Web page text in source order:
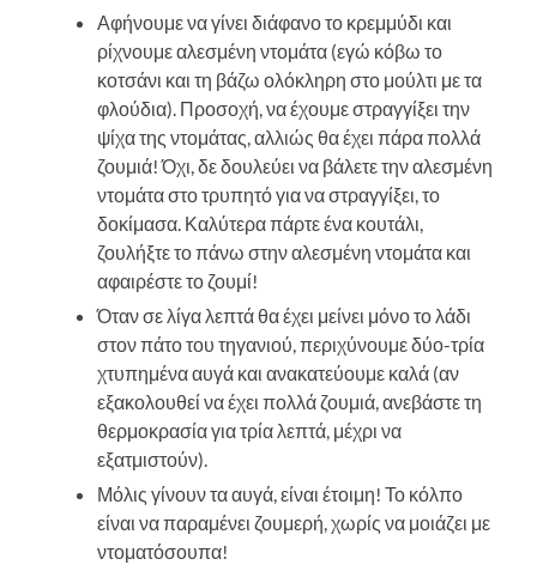
Αφήνουμε να γίνει διάφανο το κρεμμύδι και
ρίχνουμε αλεσμένη ντομάτα (εγώ κόβω το
κοτσάνι και τη βάζω ολόκληρη στο μούλτι με τα
φλούδια). Προσοχή, να έχουμε στραγγίξει την
ψίχα της ντομάτας, αλλιώς θα έχει πάρα πολλά
ζουμιά! Όχι, δε δουλεύει να βάλετε την αλεσμένη
ντομάτα στο τρυπητό για να στραγγίξει, το
δοκίμασα. Καλύτερα πάρτε ένα κουτάλι,
ζουλήξτε το πάνω στην αλεσμένη ντομάτα και
αφαιρέστε το ζουμί!
Όταν σε λίγα λεπτά θα έχει μείνει μόνο το λάδι
στον πάτο του τηγανιού, περιχύνουμε δύο-τρία
χτυπημένα αυγά και ανακατεύουμε καλά (αν
εξακολουθεί να έχει πολλά ζουμιά, ανεβάστε τη
θερμοκρασία για τρία λεπτά, μέχρι να
εξατμιστούν).
Μόλις γίνουν τα αυγά, είναι έτοιμη! Το κόλπο
είναι να παραμένει ζουμερή, χωρίς να μοιάζει με
ντοματόσουπα!